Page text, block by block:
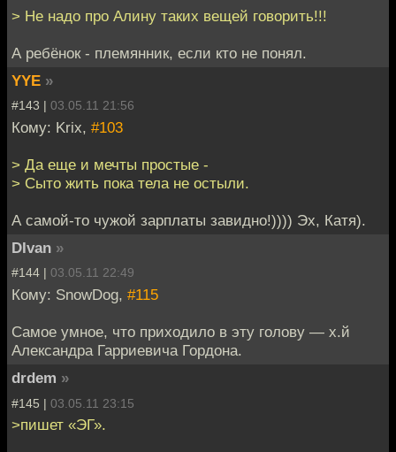
> Не надо про Алину таких вещей говорить!!!
А ребёнок - племянник, если кто не понял.
YYE »
#143 | 03.05.11 21:56
Кому: Krix, #103
> Да еще и мечты простые -
> Сыто жить пока тела не остыли.
А самой-то чужой зарплаты завидно!)))) Эх, Катя).
DIvan »
#144 | 03.05.11 22:49
Кому: SnowDog, #115
Самое умное, что приходило в эту голову — х.й
Александра Гарриевича Гордона.
drdem »
#145 | 03.05.11 23:15
>пишет «ЭГ».